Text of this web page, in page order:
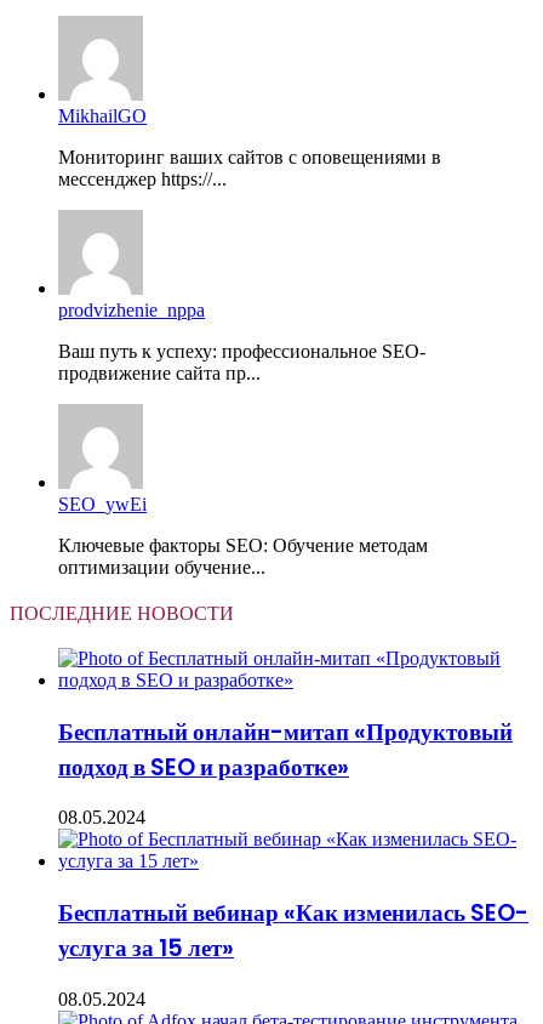
MikhailGO
Мониторинг ваших сайтов с оповещениями в
мессенджер https://...
prodvizhenie_nppa
Ваш путь к успеху: профессиональное SEO-
продвижение сайта пр...
SEO_ywEi
Ключевые факторы SEO: Обучение методам
оптимизации обучение...
ПОСЛЕДНИЕ НОВОСТИ
Бесплатный онлайн-митап «Продуктовый
подход в SEO и разработке»
08.05.2024
Бесплатный вебинар «Как изменилась SEO-
услуга за 15 лет»
08.05.2024